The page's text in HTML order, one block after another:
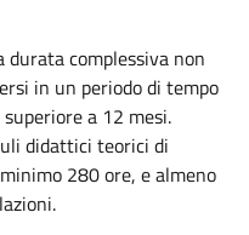
durata complessiva non
in un periodo di tempo
a 12 mesi.
didattici teorici di
280 ore, e almeno